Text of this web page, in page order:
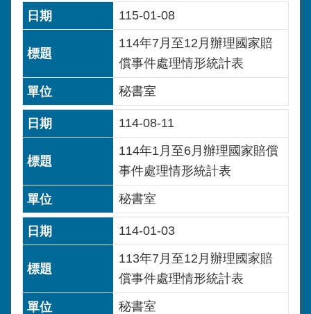
115-01-08
114年7月至12月辦理國家賠
償事件處理情形統計表
秘書室
114-08-11
114年1月至6月辦理國家賠償
事件處理情形統計表
秘書室
114-01-03
113年7月至12月辦理國家賠
償事件處理情形統計表
秘書室